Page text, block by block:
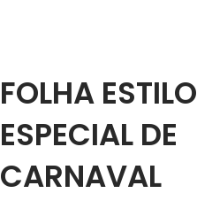
FOLHA ESTILO
ESPECIAL DE
CARNAVAL